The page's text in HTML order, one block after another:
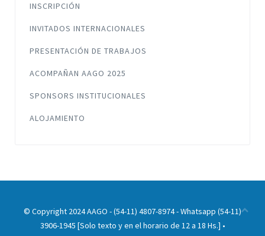
INSCRIPCIÓN
INVITADOS INTERNACIONALES
PRESENTACIÓN DE TRABAJOS
ACOMPAÑAN AAGO 2025
SPONSORS INSTITUCIONALES
ALOJAMIENTO
© Copyright 2024 AAGO - (54-11) 4807-8974 - Whatsapp (54-11)
3906-1945 [Solo texto y en el horario de 12 a 18 Hs.] •